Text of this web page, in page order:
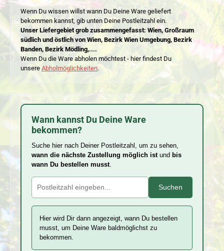
Wenn Du wissen willst wann Du Deine Ware geliefert
bekommen kannst, gib unten Deine Postleitzahl ein.
Unser Liefergebiet grob zusammengefasst: Wien, Großraum
südlich und östlich von Wien, Bezirk Wien Umgebung, Bezirk
Banden, Bezirk Mödling,....
Wenn Du die Ware abholen möchtest - hier findest Du
unsere Abholmöglichkeiten.
Wann kannst Du Deine Ware
bekommen?
Suche hier nach Deiner Postleitzahl, um zu sehen,
wann die nächste Zustellung möglich istund bis
wann Du bestellen musst.
Suchen
Hier wird Dir dann angezeigt, wann Du bestellen
musst, um Deine Ware baldmöglichst zu
bekommen.